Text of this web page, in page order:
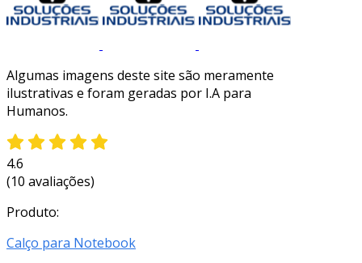
Algumas imagens deste site são meramente
ilustrativas e foram geradas por I.A para
Humanos.
4.6
(10 avaliações)
Produto:
Calço para Notebook